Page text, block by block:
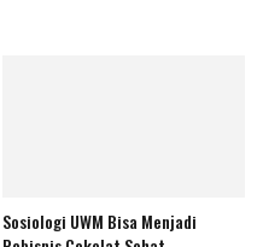
Sosiologi UWM Bisa Menjadi